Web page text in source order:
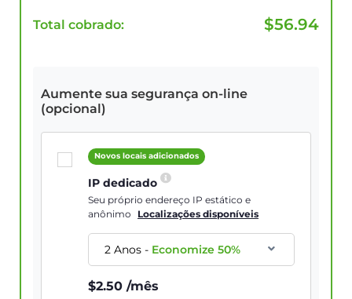
Total cobrado: $56.94
Aumente sua segurança on-line
(opcional)
Novos locais adicionados
IP dedicado
Seu próprio endereço IP estático e
anônimo
Localizações disponíveis
2 Anos- Economize50%
$2.50 /mês